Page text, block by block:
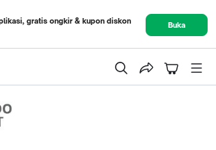
gratis ongkir & kupon diskon
Buka